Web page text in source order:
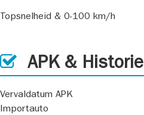
Topsnelheid & 0-100 km/h
APK & Historie
Vervaldatum APK
Importauto